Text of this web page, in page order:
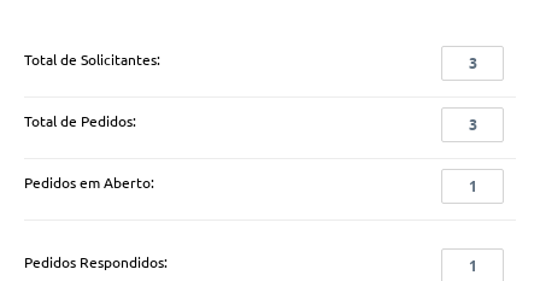
Total de Solicitantes: 3
Total de Pedidos: 3
Pedidos em Aberto: 1
Pedidos Respondidos: 1